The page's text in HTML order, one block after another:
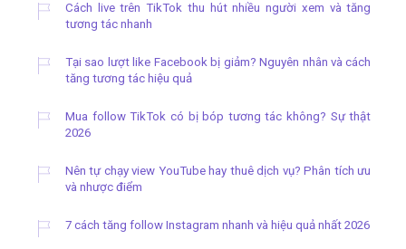
Cách live trên TikTok thu hút nhiều người xem và tăng
tương tác nhanh
Tại sao lượt like Facebook bị giảm? Nguyên nhân và cách
tăng tương tác hiệu quả
Mua follow TikTok có bị bóp tương tác không? Sự thật
2026
Nên tự chạy view YouTube hay thuê dịch vụ? Phân tích ưu
và nhược điểm
7 cách tăng follow Instagram nhanh và hiệu quả nhất 2026